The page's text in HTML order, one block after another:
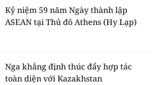
TUẦN
THÁNG
Kỷ niệm 59 năm Ngày thành lập
ASEAN tại Thủ đô Athens (Hy Lạp)
Nga khẳng định thúc đẩy hợp tác
toàn diện với Kazakhstan